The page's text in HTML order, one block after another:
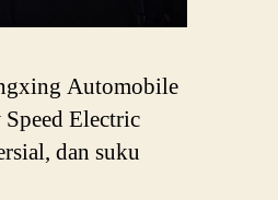
Automobile
Electric
dan suku